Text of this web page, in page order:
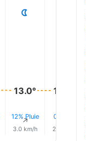
13.0°
12% Pluie
↑
3.0 km/h
13.0°
0.5 mm
2.0 km/h